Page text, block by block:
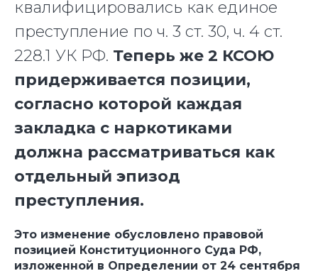
квалифицировались как единое
преступление по ч. 3 ст. 30, ч. 4 ст.
228.1 УК РФ. Теперь же 2 КСОЮ
придерживается позиции,
согласно которой каждая
закладка с наркотиками
должна рассматриваться как
отдельный эпизод
преступления.
Это изменение обусловлено правовой
позицией Конституционного Суда РФ,
изложенной в Определении от 24 сентября